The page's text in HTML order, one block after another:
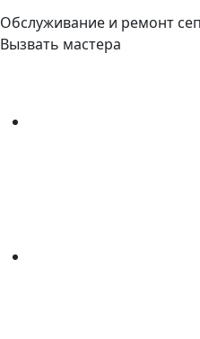
Обслуживание и ремонт
Вызвать мастера